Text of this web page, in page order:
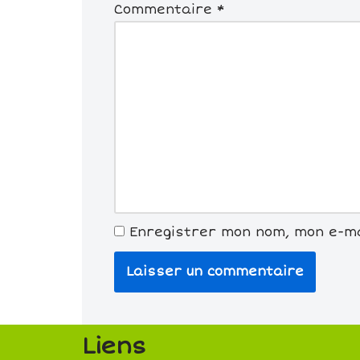
Commentaire *
Enregistrer mon nom, mon e-
Liens